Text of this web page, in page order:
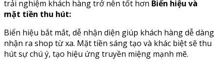
trải nghiệm khách hàng trở nên tốt hơn Biển hiệu và
mặt tiền thu hút:
Biển hiệu bắt mắt, dễ nhận diện giúp khách hàng dễ dàng
nhận ra shop từ xa. Mặt tiền sáng tạo và khác biệt sẽ thu
hút sự chú ý, tạo hiệu ứng truyền miệng mạnh mẽ.